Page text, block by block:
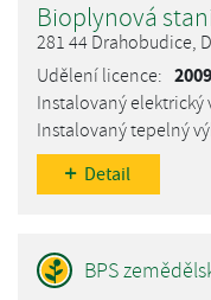
Bioplynová
281 44 Drahobudice,
2009
Detail